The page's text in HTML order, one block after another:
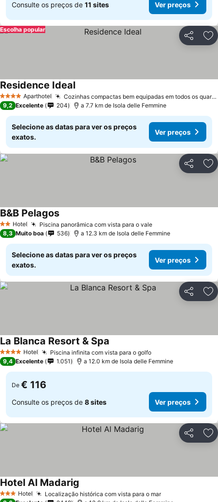
Consulte os preços de 11 sites Ver preços
Partilhar
Escolha popular
4 EstrelasAparthotel Cozinhas compactas bem equipadas em todos os quartos
Residence Ideal
9,2 Excelente 204 a 7.7 km de Isola delle Femmine
Selecione as datas para ver os preços
exatos.
Ver preços
Partilhar
2 Estrelas
Hotel Piscina panorâmica com vista para o vale
B&B Pelagos
8,3 Muito boa 536 a 12.3 km de Isola delle Femmine
Selecione as datas para ver os preços
exatos.
Ver preços
Partilhar
4 EstrelasHotel Piscina infinita com vista para o golfo
La Blanca Resort & Spa
9,4 Excelente 1.051 a 12.0 km de Isola delle Femmine
De € 116
Consulte os preços de 8 sites Ver preços
Partilhar
3 EstrelasHotel Localização histórica com vista para o mar
Hotel Al Madarig